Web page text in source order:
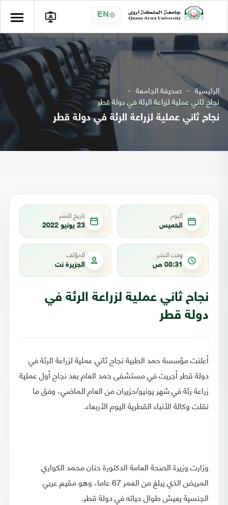
EN
الرئيسية صحيفة الجامعة
نجاح ثاني عملية لزراعة الرئة في دولة قطر
نجاح ثاني عملية لزراعة الرئة في دولة قطر
اليوم
الخميس
تاريخ النشر
23 يونيو 2022
وقت النشر
08:31 ص
المؤلف
الجزيرة نت
نجاح ثاني عملية لزراعة الرئة في
دولة قطر
أعلنت مؤسسة حمد الطبية نجاح ثاني عملية لزراعة الرئة في
دولة قطر أجريت في مستشفى حمد العام بعد نجاح أول عملية
زراعة رئة في شهر يونيو/حزيران من العام الماضي، وفق ما
نقلت وكالة الأنباء القطرية اليوم الأربعاء.
وزارت وزيرة الصحة العامة الدكتورة حنان محمد الكواري
المريض الذي يبلغ من العمر 67 عاما، وهو مقيم عربي
الجنسية يعيش طوال حياته في دولة قطر.